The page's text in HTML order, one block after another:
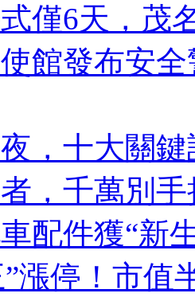
僅6天，茂
館發布安
，十大關
，千萬別
配件獲“新
漲停！市值